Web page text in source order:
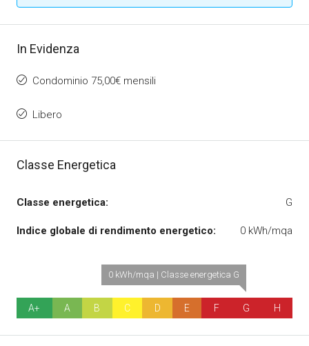
In Evidenza
Condominio 75,00€ mensili
Libero
Classe Energetica
Classe energetica: G
Indice globale di rendimento energetico: 0 kWh/mqa
A+ A B C D E F
0 kWh/mqa | Classe energetica G
G H